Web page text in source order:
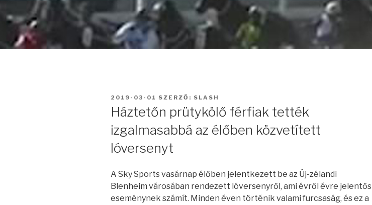
BEKÜLDVE:
2019-03-01 SZERZŐ: SLASH
Háztetőn prütykölő férfiak tették
izgalmasabbá az élőben közvetített
lóversenyt
A Sky Sports vasárnap élőben jelentkezett be az Új-zélandi
Blenheim városában rendezett lóversenyről, ami évről évre jelentős
eseménynek számít. Minden éven történik valami furcsaság, és ez a